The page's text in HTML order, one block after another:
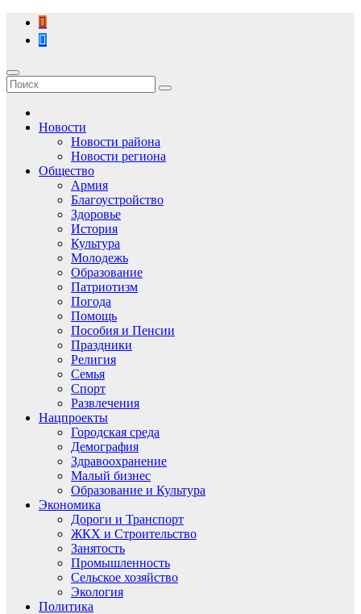
Перейти
содержимому
Новости
Новости района
Новости региона
Общество
Армия
Благоустройство
Здоровье
История
Культура
Молодежь
Образование
Патриотизм
Погода
Помощь
Пособия и Пенсии
Праздники
Религия
Семья
Спорт
Развлечения
Нацпроекты
Городская среда
Демография
Здравоохранение
Малый бизнес
Образование и Культура
Экономика
Дороги и Транспорт
ЖКХ и Строительство
Занятость
Промышленность
Сельское хозяйство
Экология
Политика